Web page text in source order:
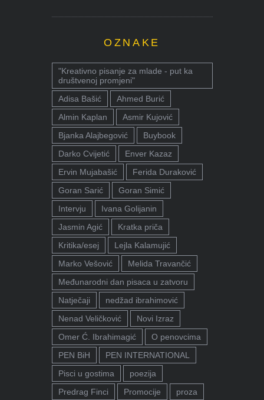
OZNAKE
"Kreativno pisanje za mlade - put ka
društvenoj promjeni"
Adisa Bašić
Ahmed Burić
Almin Kaplan
Asmir Kujović
Bjanka Alajbegović
Buybook
Darko Cvijetić
Enver Kazaz
Ervin Mujabašić
Ferida Duraković
Goran Sarić
Goran Simić
Intervju
Ivana Golijanin
Jasmin Agić
Kratka priča
Kritika/esej
Lejla Kalamujić
Marko Vešović
Melida Travančić
Međunarodni dan pisaca u zatvoru
Natječaji
nedžad ibrahimović
Nenad Veličković
Novi Izraz
Omer Ć. Ibrahimagić
O penovcima
PEN BiH
PEN INTERNATIONAL
Pisci u gostima
poezija
Predrag Finci
Promocije
proza